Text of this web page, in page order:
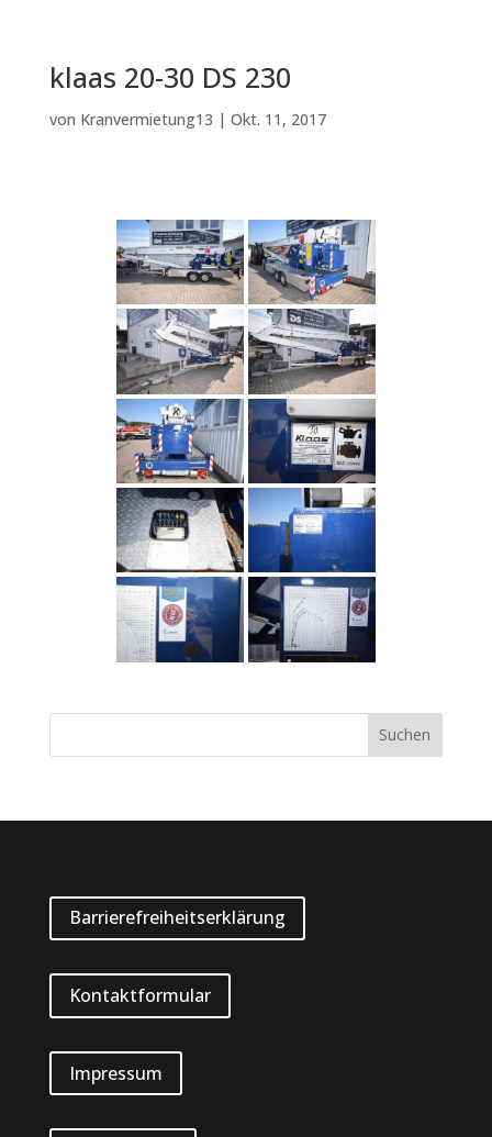
klaas 20-30 DS 230
von Kranvermietung13 | Okt. 11, 2017
Barrierefreiheitserklärung
Kontaktformular
Impressum